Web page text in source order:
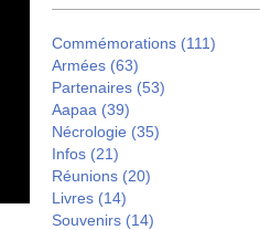
Commémorations (111)
Armées (63)
Partenaires (53)
Aapaa (39)
Nécrologie (35)
Infos (21)
Réunions (20)
Livres (14)
Souvenirs (14)